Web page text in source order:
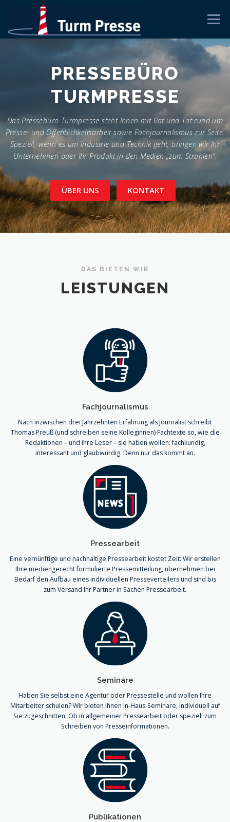
Menü
LEISTUNGEN KONTAKT KOLUMNEN
PRESSEBÜRO
TURMPRESSE
Das Pressebüro Turmpresse steht Ihnen mit Rat und Tat rund um
Presse- und Öffentlichkeitsarbeit sowie Fachjournalismus zur Seite.
Speziell, wenn es um Industrie und Technik geht, bringen wir Ihr
Unternehmen oder Ihr Produkt in den Medien „zum Strahlen“.
ÜBER UNS KONTAKT
DAS BIETEN WIR
LEISTUNGEN
Fachjournalismus
Nach inzwischen drei Jahrzehnten Erfahrung als Journalist schreibt
Thomas Preuß (und schreiben seine Kolleginnen) Fachtexte so, wie die
Redaktionen – und ihre Leser – sie haben wollen: fachkundig,
interessant und glaubwürdig. Denn nur das kommt an.
Pressearbeit
Eine vernünftige und nachhaltige Pressearbeit kostet Zeit: Wir erstellen
Ihre mediengerecht formulierte Pressemitteilung, übernehmen bei
Bedarf den Aufbau eines individuellen Presseverteilers und sind bis
zum Versand Ihr Partner in Sachen Pressearbeit.
Seminare
Haben Sie selbst eine Agentur oder Pressestelle und wollen Ihre
Mitarbeiter schulen? Wir bieten Ihnen In-Haus-Seminare, individuell auf
Sie zugeschnitten. Ob in allgemeiner Pressearbeit oder speziell zum
Schreiben von Presseinformationen.
Publikationen